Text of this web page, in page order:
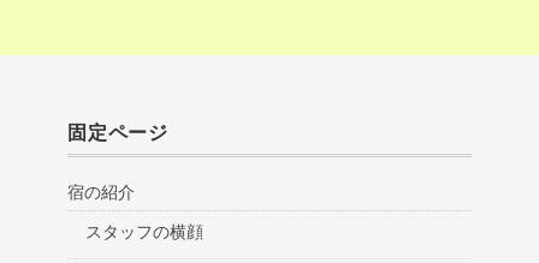
固定ページ
宿の紹介
スタッフの横顔